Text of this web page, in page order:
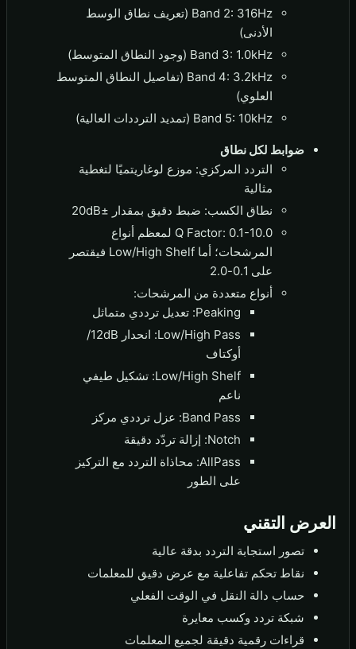
Band 2: 316Hz (تعريف نطاق الوسط
الأدنى)
Band 3: 1.0kHz (وجود النطاق المتوسط)
Band 4: 3.2kHz (تفاصيل النطاق المتوسط
العلوي)
Band 5: 10kHz (تمديد الترددات العالية)
ضوابط لكل نطاق
التردد المركزي: موزع لوغاريتميًا لتغطية
مثالية
نطاق الكسب: ضبط دقيق بمقدار ±20dB
Q Factor: 0.1-10.0 لمعظم أنواع
المرشحات؛ أما Low/High Shelf فيقتصر
على 0.1-2.0
أنواع متعددة من المرشحات:
Peaking: تعديل ترددي متماثل
Low/High Pass: انحدار 12dB/
أوكتاف
Low/High Shelf: تشكيل طيفي
ناعم
Band Pass: عزل ترددي مركز
Notch: إزالة تردّد دقيقة
AllPass: محاذاة التردد مع التركيز
على الطور
العرض التقني
تصور استجابة التردد بدقة عالية
نقاط تحكم تفاعلية مع عرض دقيق للمعلمات
حساب دالة النقل في الوقت الفعلي
شبكة تردد وكسب معايرة
قراءات رقمية دقيقة لجميع المعلمات